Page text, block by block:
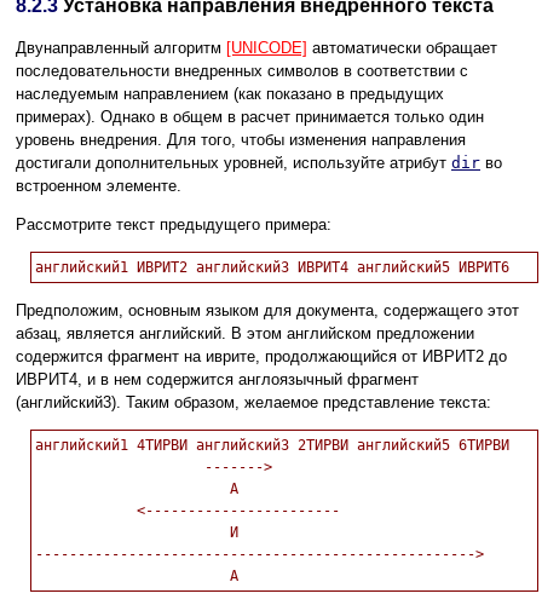
8.2.3 Установка направления внедренного текста
Двунаправленный алгоритм [UNICODE] автоматически обращает
последовательности внедренных символов в соответствии с
наследуемым направлением (как показано в предыдущих
примерах). Однако в общем в расчет принимается только один
уровень внедрения. Для того, чтобы изменения направления
достигали дополнительных уровней, используйте атрибут dir во
встроенном элементе.
Рассмотрите текст предыдущего примера:
Предположим, основным языком для документа, содержащего этот
абзац, является английский. В этом английском предложении
содержится фрагмент на иврите, продолжающийся от ИВРИТ2 до
ИВРИТ4, и в нем содержится англоязычный фрагмент
(английский3). Таким образом, желаемое представление текста:
английский1 4ТИРВИ английский3 2ТИРВИ английский5 6ТИРВИ
                    ------->
                       А
            <-----------------------
                       И
---------------------------------------------------->